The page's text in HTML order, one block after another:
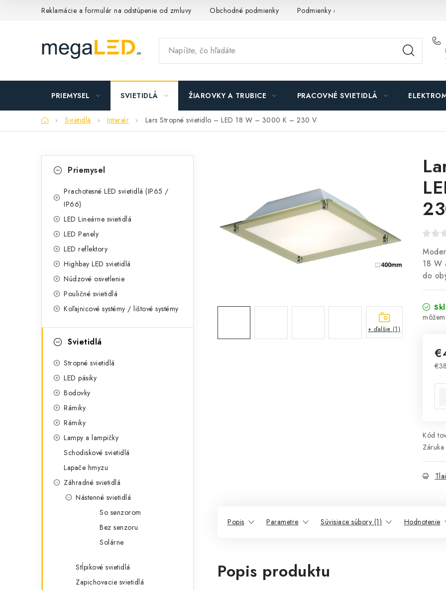
Reklamácie a formulár na odstúpenie od zmluvy Obchodné podmienky Podmienky ochrany osobných údajov
PRIEMYSEL SVIETIDLÁ ŽIAROVKY A TRUBICE PRACOVNÉ SVIETIDLÁ
DomovSvietidlá Interiér Lars Stropné svietidlo – LED 18 W – 3000 K – 230 V
l
kategóriePriemysel
Prachotesné LED svietidlá (IP65 /
IP66)
LED Lineárne svietidlá
LED Panely
LED reflektory
Highbay LED svietidlá
Núdzové osvetlenie
Pouličné svietidlá
Koľajnicové systémy / lištové systémy
Svietidlá
Stropné svietidlá
LED pásiky
Bodovky
Rámiky
Rámiky
Lampy a lampičky
Schodiskové svietidlá
Lapače hmyzu
Záhradné svietidlá
Nástenné svietidlá
So senzorom
Bez senzoru
Solárne
Stĺpikové svietidlá
Zapichovacie svietidlá
18 W
do
Kód
+ ďalšie (1)
Popis Parametre Súvisiace súbory (1) Hodnotenie
Popis produktu